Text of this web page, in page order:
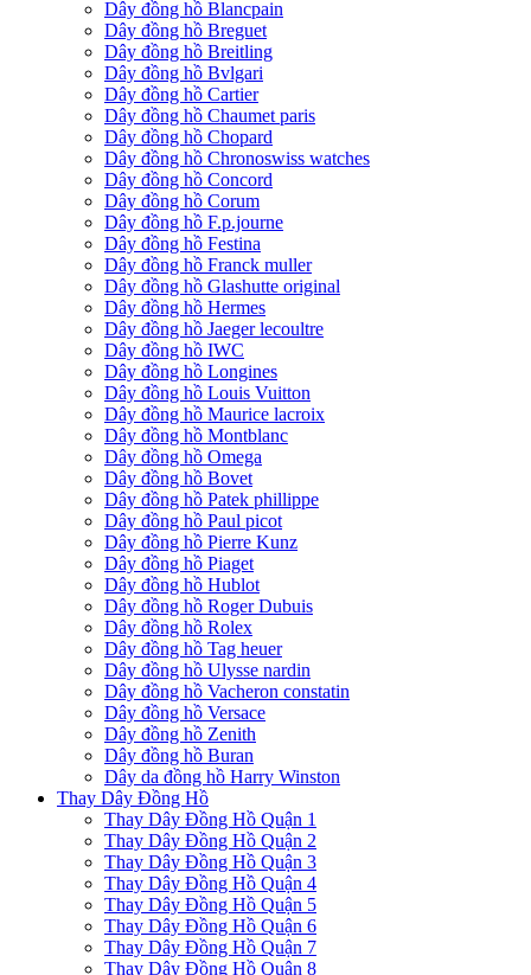
Dây đồng hồ Blancpain
Dây đồng hồ Breguet
Dây đồng hồ Breitling
Dây đồng hồ Bvlgari
Dây đồng hồ Cartier
Dây đồng hồ Chaumet paris
Dây đồng hồ Chopard
Dây đồng hồ Chronoswiss watches
Dây đồng hồ Concord
Dây đồng hồ Corum
Dây đồng hồ F.p.journe
Dây đồng hồ Festina
Dây đồng hồ Franck muller
Dây đồng hồ Glashutte original
Dây đồng hồ Hermes
Dây đồng hồ Jaeger lecoultre
Dây đồng hồ IWC
Dây đồng hồ Longines
Dây đồng hồ Louis Vuitton
Dây đồng hồ Maurice lacroix
Dây đồng hồ Montblanc
Dây đồng hồ Omega
Dây đồng hồ Bovet
Dây đồng hồ Patek phillippe
Dây đồng hồ Paul picot
Dây đồng hồ Pierre Kunz
Dây đồng hồ Piaget
Dây đồng hồ Hublot
Dây đồng hồ Roger Dubuis
Dây đồng hồ Rolex
Dây đồng hồ Tag heuer
Dây đồng hồ Ulysse nardin
Dây đồng hồ Vacheron constatin
Dây đồng hồ Versace
Dây đồng hồ Zenith
Dây đồng hồ Buran
Dây da đồng hồ Harry Winston
Thay Dây Đồng Hồ
Thay Dây Đồng Hồ Quận 1
Thay Dây Đồng Hồ Quận 2
Thay Dây Đồng Hồ Quận 3
Thay Dây Đồng Hồ Quận 4
Thay Dây Đồng Hồ Quận 5
Thay Dây Đồng Hồ Quận 6
Thay Dây Đồng Hồ Quận 7
Thay Dây Đồng Hồ Quận 8